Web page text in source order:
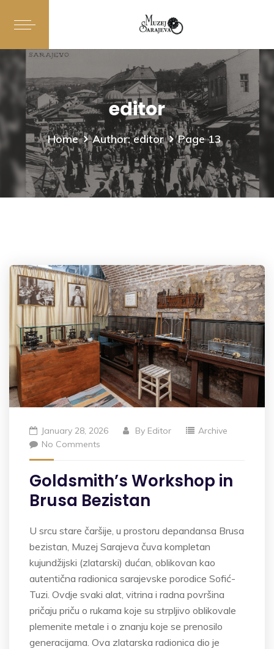
editor
Home Author: editor Page 13
January 28, 2026 By Editor
Archive
No Comments
Goldsmith’s Workshop in
Brusa Bezistan
U srcu stare čaršije, u prostoru depandansa Brusa
bezistan, Muzej Sarajeva čuva kompletan
kujundžijski (zlatarski) dućan, oblikovan kao
autentična radionica sarajevske porodice Sofić-
Tuzi. Ovdje svaki alat, vitrina i radna površina
pričaju priču o rukama koje su strpljivo oblikovale
plemenite metale i o znanju koje se prenosilo
generacijama. Ova zlatarska radionica dio je